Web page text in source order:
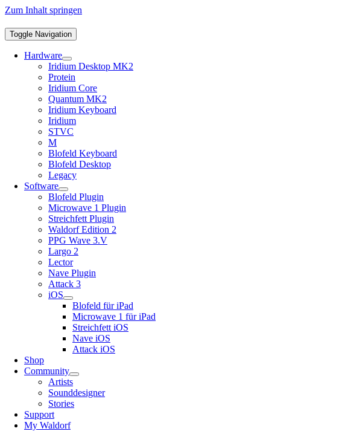
Zum Inhalt springen
Toggle Navigation
Hardware
Iridium Desktop MK2
Protein
Iridium Core
Quantum MK2
Iridium Keyboard
Iridium
STVC
M
Blofeld Keyboard
Blofeld Desktop
Legacy
Software
Blofeld Plugin
Microwave 1 Plugin
Streichfett Plugin
Waldorf Edition 2
PPG Wave 3.V
Largo 2
Lector
Nave Plugin
Attack 3
iOS
Blofeld für iPad
Microwave 1 für iPad
Streichfett iOS
Nave iOS
Attack iOS
Shop
Community
Artists
Sounddesigner
Stories
Support
My Waldorf